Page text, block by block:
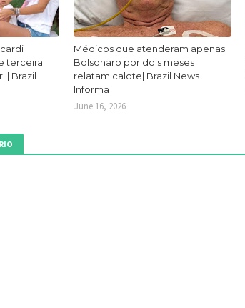
terceira
| Brazil
Médicos que atenderam apenas
Bolsonaro por dois meses
relatam calote| Brazil News
Informa
June 16, 2026